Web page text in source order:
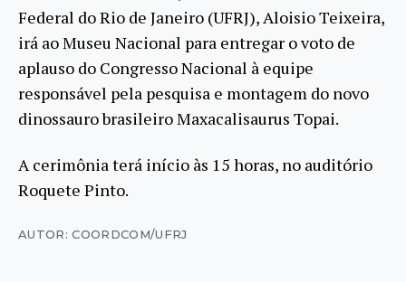
Federal do Rio de Janeiro (UFRJ), Aloisio Teixeira,
irá ao Museu Nacional para entregar o voto de
aplauso do Congresso Nacional à equipe
responsável pela pesquisa e montagem do novo
dinossauro brasileiro Maxacalisaurus Topai.
A cerimônia terá início às 15 horas, no auditório
Roquete Pinto.
AUTOR: COORDCOM/UFRJ